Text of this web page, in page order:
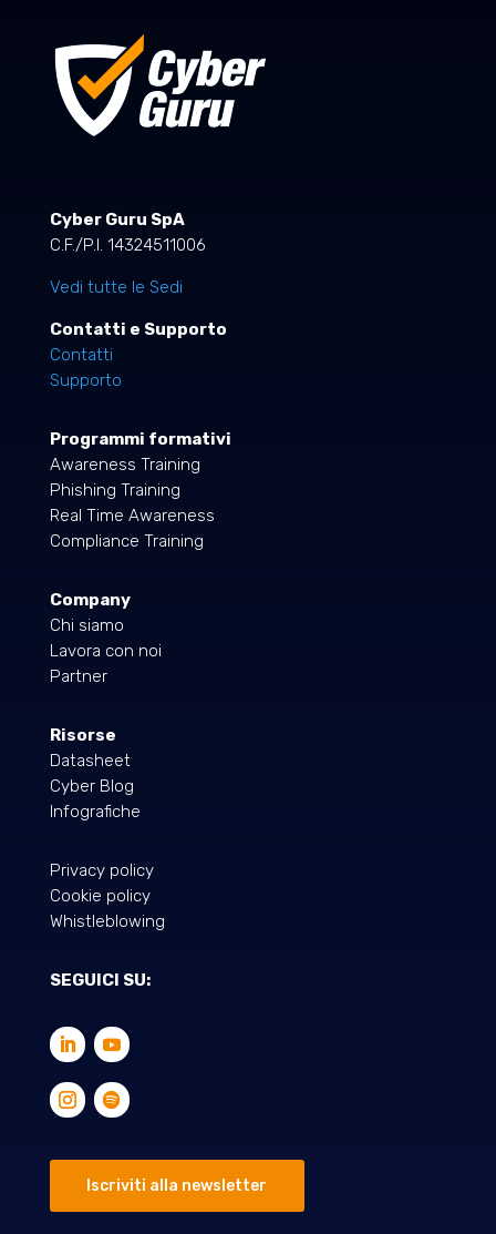
Cyber Guru SpA
C.F./P.I. 14324511006
Vedi tutte le Sedi
Contatti e Supporto
Contatti
Supporto
Programmi formativi
Awareness Training
Phishing Training
Real Time Awareness
Compliance Training
Company
Chi siamo
Lavora con noi
Partner
Risorse
Datasheet
Cyber Blog
Infografiche
Privacy policy
Cookie policy
Whistleblowing
SEGUICI SU:
Iscriviti alla newsletter